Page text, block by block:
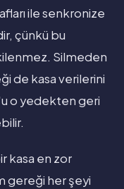
ile senkronize
çünkü bu
Silmeden
de kasa verilerini
o yedekten geri
kasa en zor
gereği her şeyi